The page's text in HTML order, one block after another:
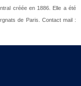
créée en 1886. Elle a été
de Paris. Contact mail :